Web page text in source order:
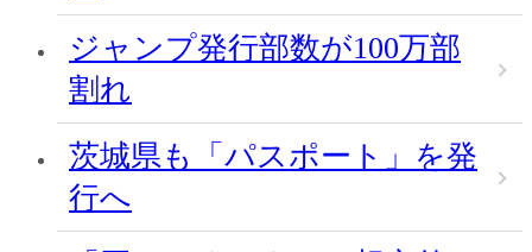
ジャンプ発行部数が100万部
割れ
茨城県も「パスポート」を発
行へ